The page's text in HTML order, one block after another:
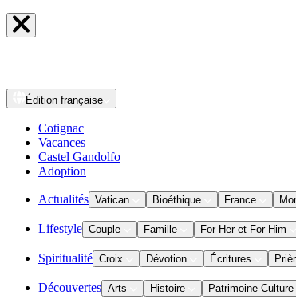
Édition française
Cotignac
Vacances
Castel Gandolfo
Adoption
Actualités Vatican Bioéthique France
Lifestyle Couple Famille For Her et For Him
Spiritualité Croix Dévotion Écritures
Découvertes Arts Histoire Patrimoine Culture